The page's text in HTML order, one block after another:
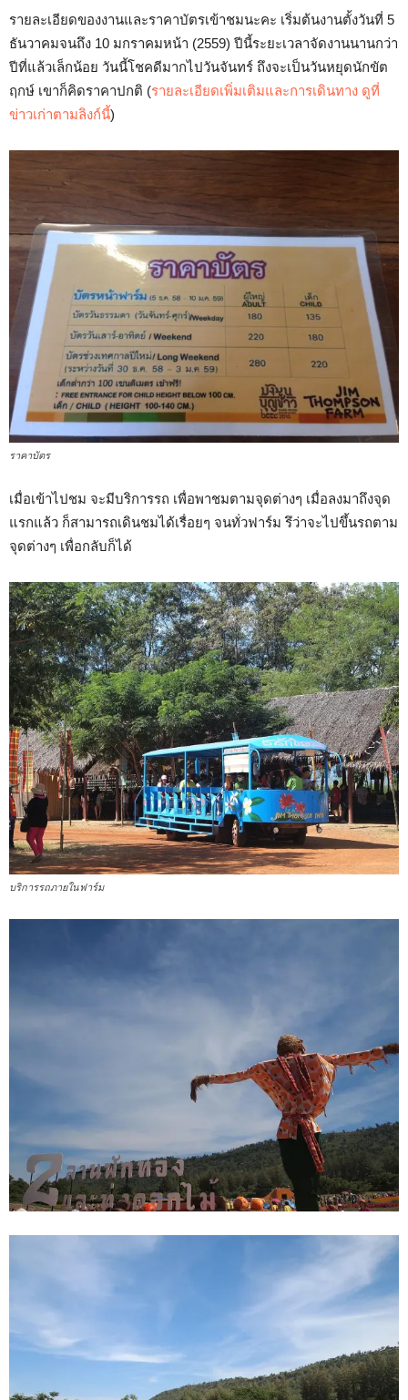
รายละเอียดของงานและราคาบัตรเข้าชมนะคะ เริ่มต้นงานตั้งวันที่ 5
ธันวาคมจนถึง 10 มกราคมหน้า (2559) ปีนี้ระยะเวลาจัดงานนานกว่า
ปีที่แล้วเล็กน้อย วันนี้โชคดีมากไปวันจันทร์ ถึงจะเป็นวันหยุดนักขัต
ฤกษ์ เขาก็คิดราคาปกติ (รายละเอียดเพิ่มเติมและการเดินทาง ดูที่
ข่าวเก่าตามลิงก์นี้)
ราคาบัตร
เมื่อเข้าไปชม จะมีบริการรถ เพื่อพาชมตามจุดต่างๆ เมื่อลงมาถึงจุด
แรกแล้ว ก็สามารถเดินชมได้เรื่อยๆ จนทั่วฟาร์ม รึว่าจะไปขึ้นรถตาม
จุดต่างๆ เพื่อกลับก็ได้
บริการรถภายในฟาร์ม